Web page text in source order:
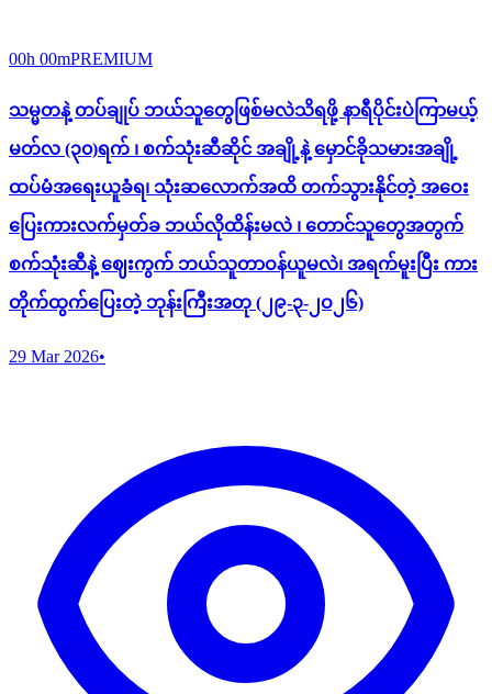
00h 00mPREMIUM
သမ္မတနဲ့ တပ်ချုပ် ဘယ်သူတွေဖြစ်မလဲသိရဖို့ နာရီပိုင်းပဲကြာမယ့်
မတ်လ (၃၀)ရက် ၊ စက်သုံးဆီဆိုင် အချို့နဲ့ မှောင်ခိုသမားအချို့
ထပ်မံအရေးယူခံရ၊ သုံးဆလောက်အထိ တက်သွားနိုင်တဲ့ အဝေး
ပြေးကားလက်မှတ်ခ ဘယ်လိုထိန်းမလဲ ၊ တောင်သူတွေအတွက်
စက်သုံးဆီနဲ့ ဈေးကွက် ဘယ်သူတာဝန်ယူမလဲ၊ အရက်မူးပြီး ကား
တိုက်ထွက်ပြေးတဲ့ ဘုန်းကြီးအတု (၂၉-၃-၂ဝ၂၆)
29 Mar 2026•